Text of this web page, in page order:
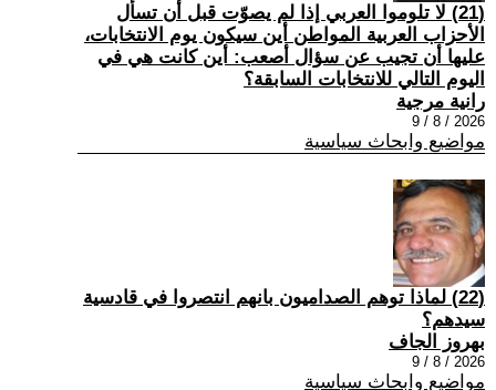
(21) لا تلوموا العربي إذا لم يصوّت قبل أن تسأل
الأحزاب العربية المواطن أين سيكون يوم الانتخابات،
عليها أن تجيب عن سؤال أصعب: أين كانت هي في
اليوم التالي للانتخابات السابقة؟
رانية مرجية
2026 / 8 / 9
مواضيع وابحاث سياسية
(22) ‏لماذا توهم الصداميون بانهم انتصروا في قادسية
سيدهم؟
بهروز الجاف
2026 / 8 / 9
مواضيع وابحاث سياسية